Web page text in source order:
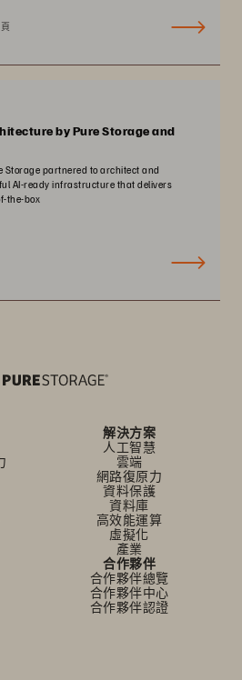
by Pure Storage and
Storage partnered to architect and
AI-ready infrastructure that delivers
the-box
解決方案
人工智慧
雲端
網路復原力
資料保護
資料庫
高效能運算
虛擬化
產業
合作夥伴
合作夥伴總覽
合作夥伴中心
合作夥伴認證